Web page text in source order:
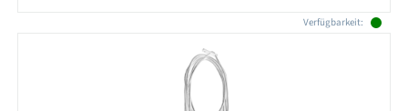
Verfügbarkeit: